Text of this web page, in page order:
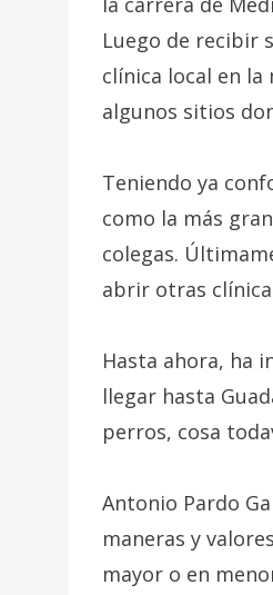
Luego de recibir
clínica local en
algunos sitios
Teniendo ya
como la más
colegas.
abrir otras
Hasta ahora, ha
llegar hasta
perros, cosa
Antonio Pardo
maneras y
mayor o en